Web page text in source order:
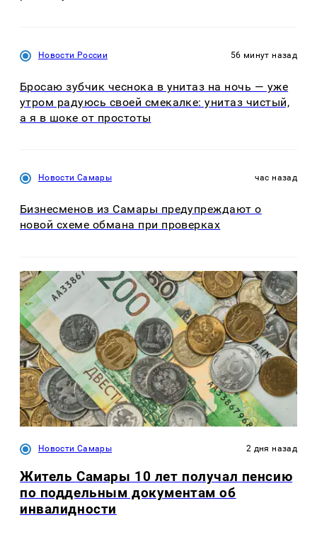
Новости России 56 минут назад
Бросаю зубчик чеснока в унитаз на ночь — уже
утром радуюсь своей смекалке: унитаз чистый,
а я в шоке от простоты
Новости Самары час назад
Бизнесменов из Самары предупреждают о
новой схеме обмана при проверках
Новости Самары 2 дня назад
Житель Самары 10 лет получал пенсию
по поддельным документам об
инвалидности